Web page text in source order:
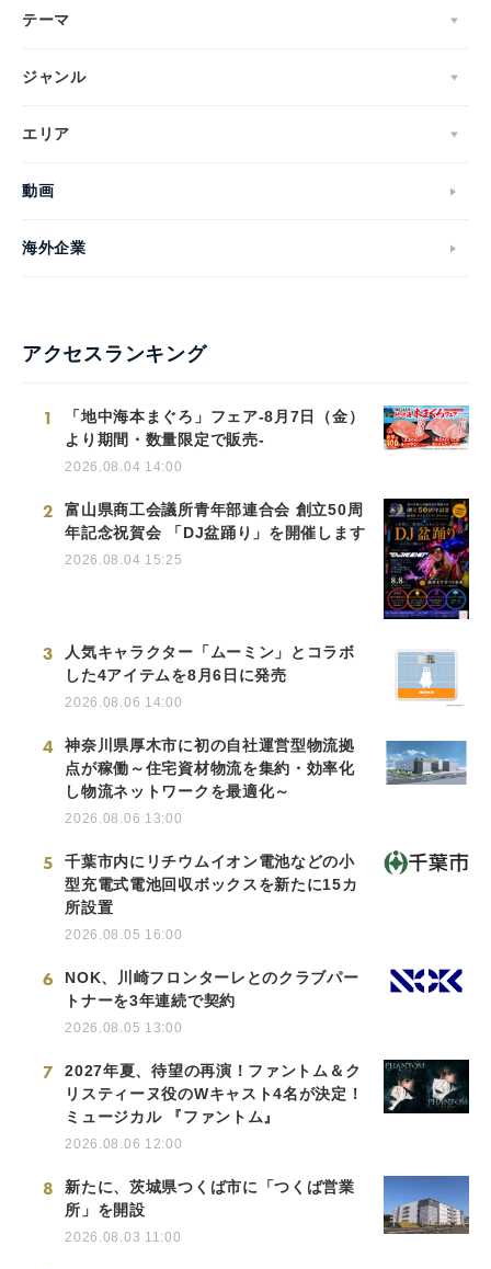
テーマ
ジャンル
エリア
動画
海外企業
アクセスランキング
1
「地中海本まぐろ」フェア-8月7日（金）
より期間・数量限定で販売-
2026.08.04 14:00
2
富山県商工会議所青年部連合会 創立50周
年記念祝賀会 「DJ盆踊り」を開催します
2026.08.04 15:25
3
人気キャラクター「ムーミン」とコラボ
した4アイテムを8月6日に発売
2026.08.06 14:00
4
神奈川県厚木市に初の自社運営型物流拠
点が稼働～住宅資材物流を集約・効率化
し物流ネットワークを最適化～
2026.08.06 13:00
5
千葉市内にリチウムイオン電池などの小
型充電式電池回収ボックスを新たに15カ
所設置
2026.08.05 16:00
6
NOK、川崎フロンターレとのクラブパー
トナーを3年連続で契約
2026.08.05 13:00
7
2027年夏、待望の再演！ファントム＆ク
リスティーヌ役のWキャスト4名が決定！
ミュージカル 『ファントム』
2026.08.06 12:00
8
新たに、茨城県つくば市に「つくば営業
所」を開設
2026.08.03 11:00